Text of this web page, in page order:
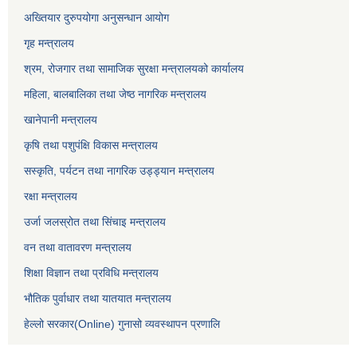
अख्तियार दुरुपयोगा अनुसन्धान आयोग
गृह मन्त्रालय
श्रम, रोजगार तथा सामाजिक सुरक्षा मन्त्रालयको कार्यालय
महिला, बालबालिका तथा जेष्ठ नागरिक मन्त्रालय
खानेपानी मन्त्रालय
कृषि तथा पशुपंक्षि विकास मन्त्रालय
सस्कृति, पर्यटन तथा नागरिक उड्ड्यान मन्त्रालय
रक्षा मन्त्रालय
उर्जा जलस्रोत तथा सिंचाइ मन्‍त्रालय
वन तथा वातावरण मन्त्रालय
शिक्षा विज्ञान तथा प्रविधि मन्त्रालय
भौतिक पुर्वाधार तथा यातयात मन्त्रालय
हेल्लो सरकार(Online) गुनासो व्यवस्थापन प्रणालि